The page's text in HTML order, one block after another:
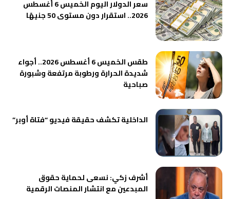
سعر الدولار اليوم الخميس 6 أغسطس
2026.. استقرار دون مستوى 50 جنيهًا
طقس الخميس 6 أغسطس 2026.. أجواء
شديدة الحرارة ورطوبة مرتفعة وشبورة
صباحية
الداخلية تكشف حقيقة فيديو “فتاة أوبر”
أشرف زكي: نسعى لحماية حقوق
المبدعين مع انتشار المنصات الرقمية